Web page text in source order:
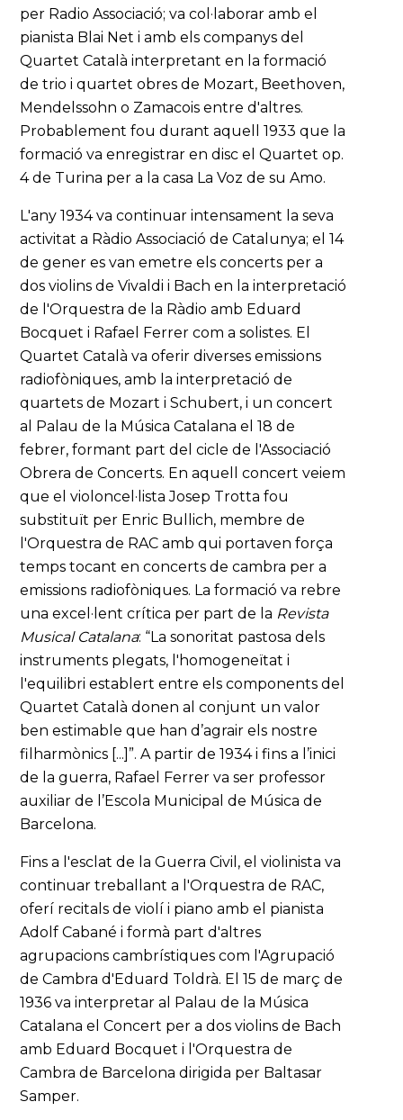
per Radio Associació; va col·laborar amb el
pianista Blai Net i amb els companys del
Quartet Català interpretant en la formació
de trio i quartet obres de Mozart, Beethoven,
Mendelssohn o Zamacois entre d'altres.
Probablement fou durant aquell 1933 que la
formació va enregistrar en disc el Quartet op.
4 de Turina per a la casa La Voz de su Amo.
L'any 1934 va continuar intensament la seva
activitat a Ràdio Associació de Catalunya; el 14
de gener es van emetre els concerts per a
dos violins de Vivaldi i Bach en la interpretació
de l'Orquestra de la Ràdio amb Eduard
Bocquet i Rafael Ferrer com a solistes. El
Quartet Català va oferir diverses emissions
radiofòniques, amb la interpretació de
quartets de Mozart i Schubert, i un concert
al Palau de la Música Catalana el 18 de
febrer, formant part del cicle de l'Associació
Obrera de Concerts. En aquell concert veiem
que el violoncel·lista Josep Trotta fou
substituït per Enric Bullich, membre de
l'Orquestra de RAC amb qui portaven força
temps tocant en concerts de cambra per a
emissions radiofòniques. La formació va rebre
una excel·lent crítica per part de la Revista
Musical Catalana: “La sonoritat pastosa dels
instruments plegats, l'homogeneïtat i
l'equilibri establert entre els components del
Quartet Català donen al conjunt un valor
ben estimable que han d’agrair els nostre
filharmònics [...]”. A partir de 1934 i fins a l’inici
de la guerra, Rafael Ferrer va ser professor
auxiliar de l’Escola Municipal de Música de
Barcelona.
Fins a l'esclat de la Guerra Civil, el violinista va
continuar treballant a l'Orquestra de RAC,
oferí recitals de violí i piano amb el pianista
Adolf Cabané i formà part d'altres
agrupacions cambrístiques com l'Agrupació
de Cambra d'Eduard Toldrà. El 15 de març de
1936 va interpretar al Palau de la Música
Catalana el Concert per a dos violins de Bach
amb Eduard Bocquet i l'Orquestra de
Cambra de Barcelona dirigida per Baltasar
Samper.